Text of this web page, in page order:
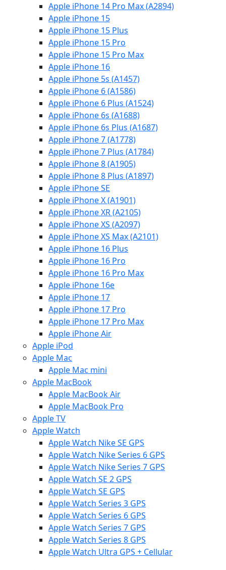
Apple iPhone 14 Pro Max (A2894)
Apple iPhone 15
Apple iPhone 15 Plus
Apple iPhone 15 Pro
Apple iPhone 15 Pro Max
Apple iPhone 16
Apple iPhone 5s (A1457)
Apple iPhone 6 (A1586)
Apple iPhone 6 Plus (A1524)
Apple iPhone 6s (A1688)
Apple iPhone 6s Plus (A1687)
Apple iPhone 7 (A1778)
Apple iPhone 7 Plus (A1784)
Apple iPhone 8 (A1905)
Apple iPhone 8 Plus (A1897)
Apple iPhone SE
Apple iPhone X (A1901)
Apple iPhone XR (A2105)
Apple iPhone XS (A2097)
Apple iPhone XS Max (A2101)
Apple iPhone 16 Plus
Apple iPhone 16 Pro
Apple iPhone 16 Pro Max
Apple iPhone 16e
Apple iPhone 17
Apple iPhone 17 Pro
Apple iPhone 17 Pro Max
Apple iPhone Air
Apple iPod
Apple Mac
Apple Mac mini
Apple MacBook
Apple MacBook Air
Apple MacBook Pro
Apple TV
Apple Watch
Apple Watch Nike SE GPS
Apple Watch Nike Series 6 GPS
Apple Watch Nike Series 7 GPS
Apple Watch SE 2 GPS
Apple Watch SE GPS
Apple Watch Series 3 GPS
Apple Watch Series 6 GPS
Apple Watch Series 7 GPS
Apple Watch Series 8 GPS
Apple Watch Ultra GPS + Cellular